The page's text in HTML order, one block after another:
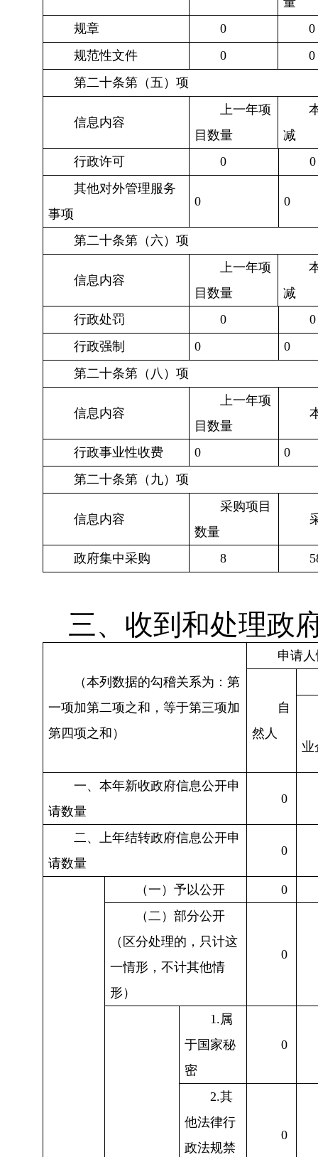
规章
0
0
规范性文件
0
0
第二十条第（五）项
信息内容
上一年项
目数量
减
行政许可
0
0
其他对外管理服务
事项
0 0
第二十条第（六）项
信息内容
上一年项
目数量
减
行政处罚
0
0
行政强制
0
0
第二十条第（八）项
信息内容
上一年项
目数量
行政事业性收费 0
0
第二十条第（九）项
信息内容
采购项目
数量
政府集中采购 8
三、收到和处理政
（本列数据的勾稽关系为：第
一项加第二项之和，等于第三项加
第四项之和）
申请
自
然人
业
一、本年新收政府信息公开申
请数量
0
二、上年结转政府信息公开申
请数量
0
（一）予以公开
0
（二）部分公开
（区分处理的，只计这
一情形，不计其他情
形）
0
1.属
于国家秘
密
0
2.其
他法律行
政法规禁
0